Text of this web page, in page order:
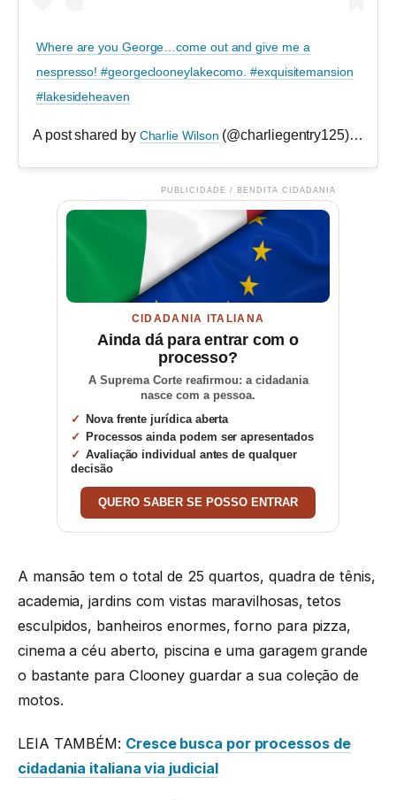
Where are you George…come out and give me a
nespresso! #georgeclooneylakecomo. #exquisitemansion
#lakesideheaven
A post shared by Charlie Wilson (@charliegentry125) on
PUBLICIDADE / BENDITA CIDADANIA
CIDADANIA ITALIANA
Ainda dá para entrar com o
processo?
A Suprema Corte reafirmou: a cidadania
nasce com a pessoa.
Nova frente jurídica aberta
Processos ainda podem ser apresentados
Avaliação individual antes de qualquer
decisão
QUERO SABER SE POSSO ENTRAR
A mansão tem o total de 25 quartos, quadra de tênis,
academia, jardins com vistas maravilhosas, tetos
esculpidos, banheiros enormes, forno para pizza,
cinema a céu aberto, piscina e uma garagem grande
o bastante para Clooney guardar a sua coleção de
motos.
LEIA TAMBÉM: Cresce busca por processos de
cidadania italiana via judicial